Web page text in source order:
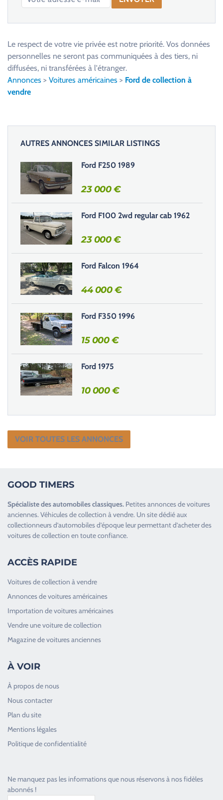
e
s
e
c
c
h
a
m
p
v
i
d
e
.
Le respect de votre vie privée est notre priorité. Vos données
personnelles ne seront pas communiquées à des tiers, ni
diffusées, ni transférées à l'étranger.
Annonces > Voitures américaines > Ford de collection à
vendre
AUTRES ANNONCES SIMILAR LISTINGS
Ford F250 1989
23 000€
Ford F100 2wd regular cab 1962
23 000€
Ford Falcon 1964
44 000€
Ford F350 1996
15 000€
Ford 1975
10 000€
VOIR TOUTES LES ANNONCES
GOOD TIMERS
Spécialiste desautomobiles classiques. Petites annonces devoitures
anciennes.Véhicules de collection à vendre. Un site dédié aux
collectionneurs d’automobiles d’époque leur permettant d’acheter des
voitures de collection en toute confiance.
ACCÈS RAPIDE
Voitures de collection à vendre
Annonces de voitures américaines
Importation de voitures américaines
Vendre une voiture de collection
Magazine de voitures anciennes
À VOIR
À propos de nous
Nous contacter
Plan du site
Mentions légales
Politique de confidentialité
Ne manquez pas les informations que nous réservons à nos fidèles
abonnés !
Toujours heureux d'aider les passionnés